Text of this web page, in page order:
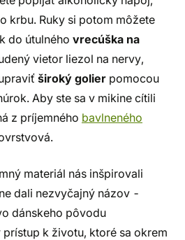
krbu. Ruky si potom môžete
do útulného vrecúška na
vietor liezol na nervy,
široký golier pomocou
Aby ste sa v mikine cítili
z príjemného bavlneného
materiál nás inšpirovali
dali nezvyčajný názov -
dánskeho pôvodu
k životu, ktoré sa okrem